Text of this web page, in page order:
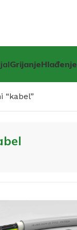
GrijanjeHlađenje
“kabel”